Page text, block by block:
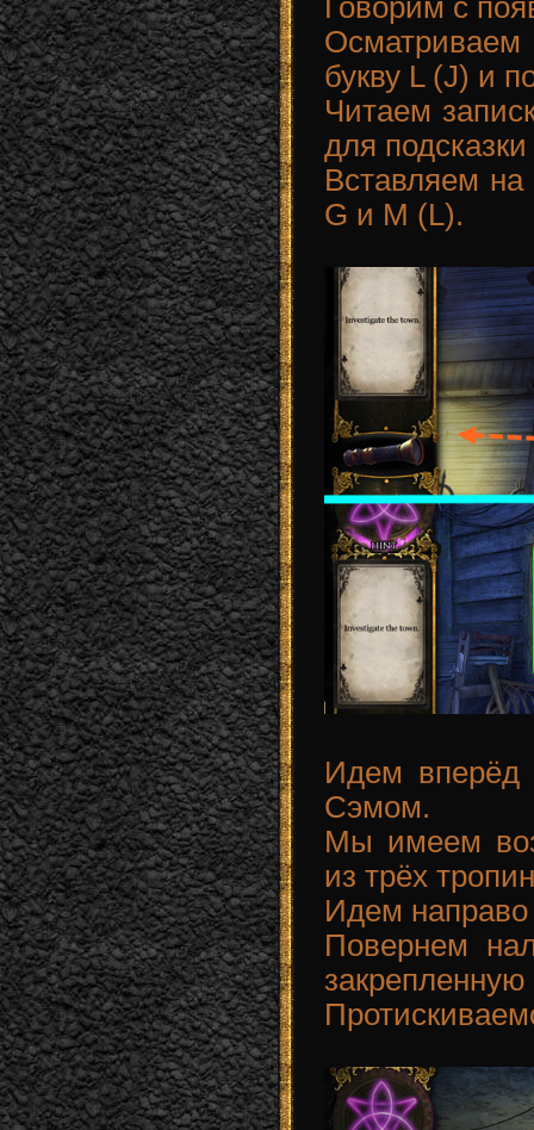
Говорим с
букву L (J) и
Читаем
для
Вставляем на
G и М (L).
Идем вперёд
Сэмом.
Мы имеем
из трёх
Идем направо
Повернем